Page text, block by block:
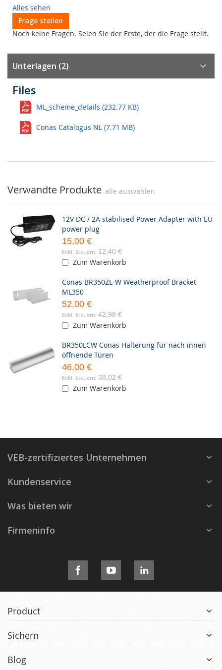
Alles sehen
Frage stellen
Noch keine Fragen. Seien Sie der Erste, der die Frage stellt.
Unterlagen (2)
Files
ML_scheme_details (232.77 KB)
Conas Catalogus NL (7.71 MB)
Verwandte Produkte alle auswählen
12V DC / 2A stabilised Power Adapter with EU
power plug
15,00 €
12,40 €
Zum Warenkorb
Conas BR350ZL-W Weatherproof Bracket
ML350
52,00 €
42,98 €
Zum Warenkorb
BR350LCW Conas Halterung für nach innen
öffnende Türen
46,00 €
38,02 €
Zum Warenkorb
VEB-zertifiziertes Unternehmen
Kundenservice
Was bieten wir
Firmeninfo
Product
Sichern
Blog